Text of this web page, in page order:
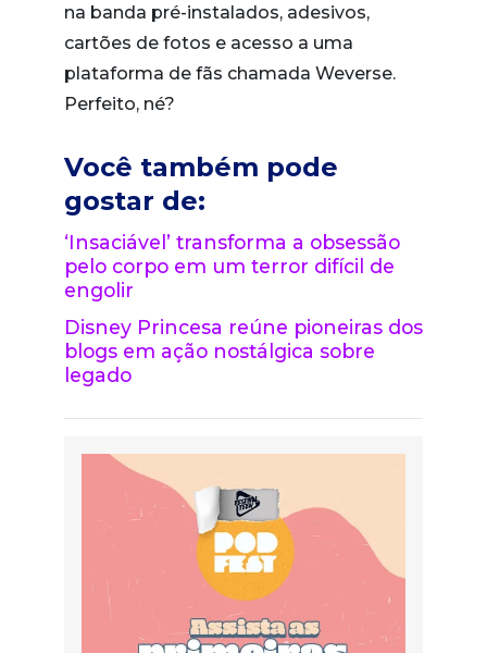
na banda pré-instalados, adesivos,
cartões de fotos e acesso a uma
plataforma de fãs chamada Weverse.
Perfeito, né?
Você também pode
gostar de:
‘Insaciável’ transforma a obsessão
pelo corpo em um terror difícil de
engolir
Disney Princesa reúne pioneiras dos
blogs em ação nostálgica sobre
legado